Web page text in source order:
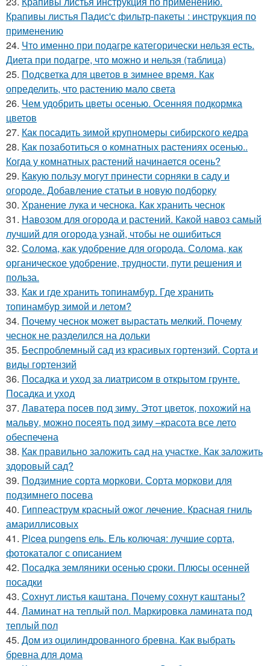
Крапивы листья Падис'с фильтр-пакеты : инструкция по
применению
24. Что именно при подагре категорически нельзя есть.
Диета при подагре, что можно и нельзя (таблица)
25. Подсветка для цветов в зимнее время. Как
определить, что растению мало света
26. Чем удобрить цветы осенью. Осенняя подкормка
цветов
27. Как посадить зимой крупномеры сибирского кедра
28. Как позаботиться о комнатных растениях осенью..
Когда у комнатных растений начинается осень?
29. Какую пользу могут принести сорняки в саду и
огороде. Добавление статьи в новую подборку
30. Хранение лука и чеснока. Как хранить чеснок
31. Навозом для огорода и растений. Какой навоз самый
лучший для огорода узнай, чтобы не ошибиться
32. Солома, как удобрение для огорода. Солома, как
органическое удобрение, трудности, пути решения и
польза.
33. Как и где хранить топинамбур. Где хранить
топинамбур зимой и летом?
34. Почему чеснок может вырастать мелкий. Почему
чеснок не разделился на дольки
35. Беспроблемный сад из красивых гортензий. Сорта и
виды гортензий
36. Посадка и уход за лиатрисом в открытом грунте.
Посадка и уход
37. Лаватера посев под зиму. Этот цветок, похожий на
мальву, можно посеять под зиму –красота все лето
обеспечена
38. Как правильно заложить сад на участке. Как заложить
здоровый сад?
39. Подзимние сорта моркови. Сорта моркови для
подзимнего посева
40. Гиппеаструм красный ожог лечение. Красная гниль
амариллисовых
41. Picea pungens ель. Ель колючая: лучшие сорта,
фотокаталог с описанием
42. Посадка земляники осенью сроки. Плюсы осенней
посадки
43. Сохнут листья каштана. Почему сохнут каштаны?
44. Ламинат на теплый пол. Маркировка ламината под
теплый пол
45. Дом из оцилиндрованного бревна. Как выбрать
бревна для дома